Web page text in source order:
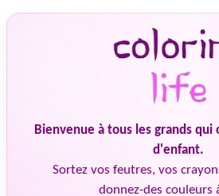
Bienvenue à tous les grands qui
d'enfant.
Sortez vos feutres, vos
donnez-des couleurs